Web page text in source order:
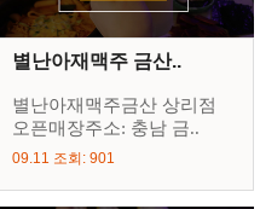
별난아재맥주 금산..
별난아재맥주금산 상리점
오픈매장주소: 충남 금..
09.11 조회: 901